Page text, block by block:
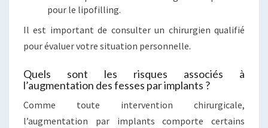
pour le lipofilling.
Il est important de consulter un chirurgien qualifié
pour évaluer votre situation personnelle.
Quels sont les risques associés à
l’augmentation des fesses par implants ?
Comme toute intervention chirurgicale,
l’augmentation par implants comporte certains